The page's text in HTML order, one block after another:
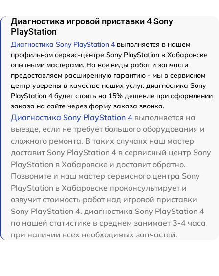
Диагностика игровой приставки 4 Sony
PlayStation
Диагностика Sony PlayStation 4 выполняется в нашем
профильном сервис-центре Sony PlayStation в Хабаровске
опытными мастерами. На все виды работ и запчасти
предоставляем расширенную гарантию - мы в сервисном
центр уверены в качестве наших услуг. диагностика Sony
PlayStation 4 будет стоить на 15% дешевле при оформлении
заказа на сайте через форму заказа звонка.
Диагностика Sony PlayStation 4 выполняется на
выезде, если не требует большого оборудования и
сложного ремонта. В таких случаях наш мастер
доставит Sony PlayStation 4 в сервисный центр Sony
PlayStation в Хабаровске и доставит обратно.
Позвоните и наш мастер сервисного центра Sony
PlayStation в Хабаровске проконсультирует и
озвучит стоимость работ над игровой приставки
Sony PlayStation 4. диагностика Sony PlayStation 4
по нашей статистике в среднем занимает 3-4 часа
при наличии всех необходимых запчастей.